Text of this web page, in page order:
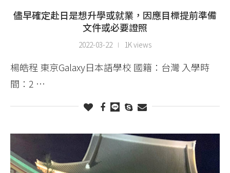
儘早確定赴日是想升學或就業，因應目標提前準備
文件或必要證照
2022-03-22 1K views
楊皓程 東京Galaxy日本語學校 國籍：台灣 入學時
間：2 …